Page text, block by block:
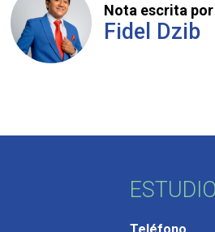
Nota escrita por
Fidel Dzib